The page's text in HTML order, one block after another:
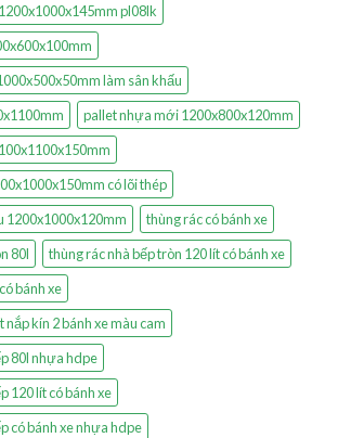
pl08lk
làm sân khấu
pallet nhựa mới 1200x800x120mm
có lõi thép
1200x1000x120mm
thùng rác có bánh xe
80l
thùng rác nhà bếp tròn 120 lít có bánh xe
bánh xe
kín 2 bánh xe màu cam
80l nhựa hdpe
120 lít có bánh xe
có bánh xe nhựa hdpe